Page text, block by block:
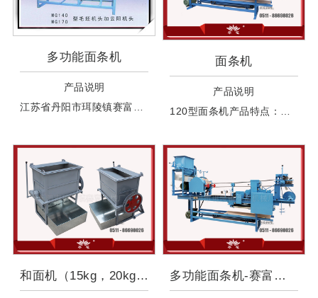
多功能面条机
产品说明
面条机
产品说明
和面机（15kg，20kg， 多功能面条机-赛富专业服务